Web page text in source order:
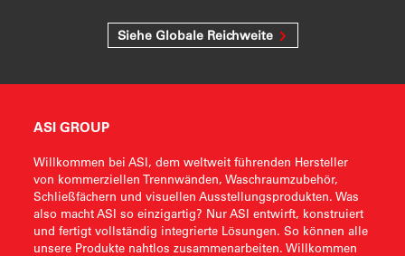
Siehe Globale Reichweite
ASI GROUP
Willkommen bei ASI, dem weltweit führenden Hersteller
von kommerziellen Trennwänden, Waschraumzubehör,
Schließfächern und visuellen Ausstellungsprodukten. Was
also macht ASI so einzigartig? Nur ASI entwirft, konstruiert
und fertigt vollständig integrierte Lösungen. So können alle
unsere Produkte nahtlos zusammenarbeiten. Willkommen